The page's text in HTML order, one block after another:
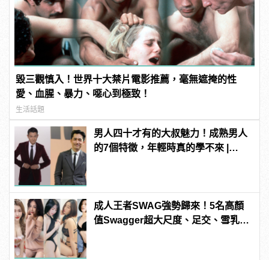
毀三觀慎入！世界十大禁片電影推薦，毫無遮掩的性
愛、血腥、暴力、噁心到極致！
生活話題
男人四十才有的大叔魅力！成熟男人
的7個特徵，年輕時真的學不來 |
成人王者SWAG強勢歸來！5名高顏
值Swagger超大尺度、足交、雪乳、